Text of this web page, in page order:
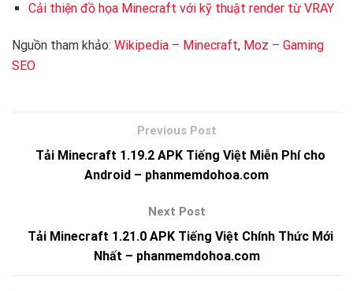
Cải thiện đồ họa Minecraft với kỹ thuật render từ VRAY
Nguồn tham khảo: Wikipedia – Minecraft, Moz – Gaming
SEO
Tải Minecraft 1.19.2 APK Tiếng Việt Miễn Phí cho
Android – phanmemdohoa.com
Tải Minecraft 1.21.0 APK Tiếng Việt Chính Thức Mới
Nhất – phanmemdohoa.com